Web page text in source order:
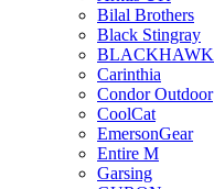
Bilal Brothers
Black Stingray
BLACKHAWK
Carinthia
Condor Outdoor
CoolCat
EmersonGear
Entire M
Garsing